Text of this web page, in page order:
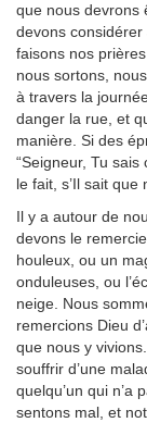
que nous devrons
devons
faisons nos
nous sortons,
à travers la
danger la rue, et
manière. Si des
“Seigneur, Tu sais
le fait, s’Il sait que
Il y a autour de
devons le
houleux, ou un
onduleuses, ou
neige. Nous
remercions Dieu
que nous y
souffrir d’une
quelqu’un qui n’a
sentons mal, et